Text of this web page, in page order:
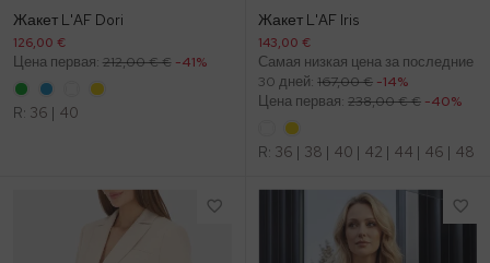
Жакет L'AF Dori
126,00 €
Цена первая: 212,00 € € -41%
R: 36 | 40
Жакет L'AF Iris
143,00 €
Самая низкая цена за последние
30 дней:167,00 € -14%
Цена первая:238,00 € € -40%
R: 36 | 38 | 40 | 42 | 44 | 46 | 48